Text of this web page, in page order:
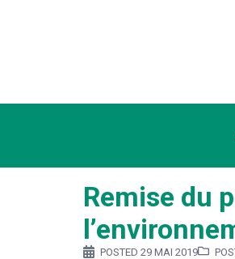
Remise du
POSTED 29 MAI 2019